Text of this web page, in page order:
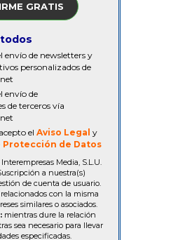
GRATIS
envío de newsletters y
personalizados de
envío de
de terceros vía
el Aviso Legal y
Protección de Datos
Interempresas Media, S.L.U.
a nuestra(s)
de cuenta de usuario.
con la misma
similares o asociados.
mientras dure la relación
sea necesario para llevar
especificadas.